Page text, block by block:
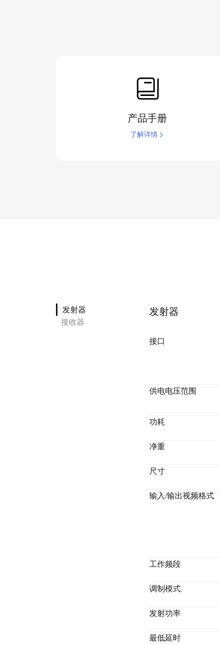
产品手册
了解详情
发射器
接收器
发射器
接口
供电电压范围
功耗
净重
尺寸
输入/输出视频格式
工作频段
调制模式
发射功率
最低延时